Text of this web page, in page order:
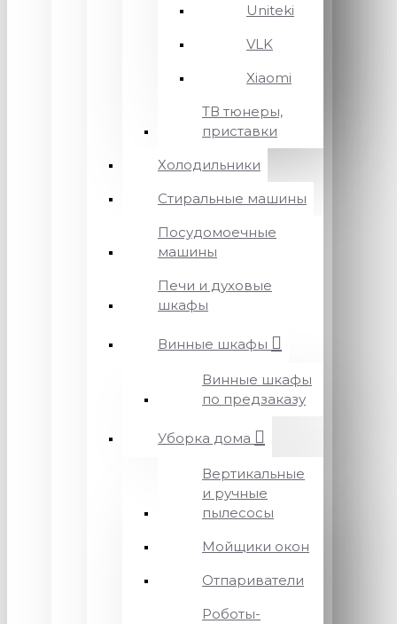
Uniteki
VLK
Xiaomi
ТВ тюнеры,
приставки
Холодильники
Стиральные машины
Посудомоечные
машины
Печи и духовые
шкафы
Винные шкафы
Винные шкафы
по предзаказу
Уборка дома
Вертикальные
и ручные
пылесосы
Мойщики окон
Отпариватели
Роботы-